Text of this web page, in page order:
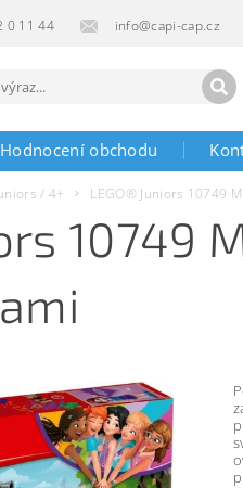
0 11 44 info@capi-cap.cz
Hodnocení obchodu
/ 4+ LEGO® Juniors 10749
10749